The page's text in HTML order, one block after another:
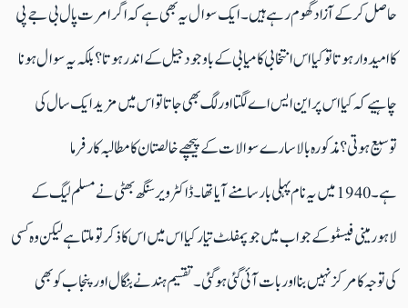
حاصل کرکے آزاد گھوم رہے ہیں۔ ایک سوال یہ بھی ہے کہ اگر امرت پال بی جے پی
کا امیدوار ہوتاتو کیا اس انتخابی کامیابی کے باوجود جیل کے اندر ہوتا؟ بلکہ یہ سوال ہونا
چاہیے کہ کیا اس پر این ایس اے لگتا اور لگ بھی جاتا تو اس میں مزید ایک سال کی
توسیع ہوتی؟مذکورہ بالا سارے سوالات کے پیچھے خالصتان کا مطالبہ کا رفرما
ہے۔ 1940 میں یہ نام پہلی بار سامنے آیا تھا۔ ڈاکٹر ویر سنگھ بھٹی نے مسلم لیگ کے
لاہور مینی فیسٹو کے جواب میں جو پمفلٹ تیار کیا اس میں اس کاذکرتو ملتاہے لیکن وہ کسی
کی توجہ کا مرکز نہیں بنا اوربات آئی گئی ہوگئی۔ تقسیم ہند نے بنگال اور پنجاب کو بھی